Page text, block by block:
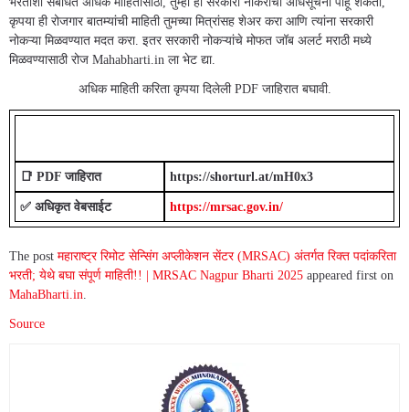
कृपया ही रोजगार बातम्यांची माहिती तुमच्या मित्रांसह शेअर करा आणि त्यांना सरकारी
नोकऱ्या मिळवण्यात मदत करा. इतर सरकारी नोकऱ्यांचे मोफत जॉब अलर्ट मराठी मध्ये
मिळवण्यासाठी रोज Mahabharti.in ला भेट द्या.
अधिक माहिती करिता कृपया दिलेली PDF जाहिरात बघावी.
📑 PDF जाहिरात https://shorturl.at/mH0x3
✅ अधिकृत वेबसाईट https://mrsac.gov.in/
The post महाराष्ट्र रिमोट सेन्सिंग अप्लीकेशन सेंटर (MRSAC) अंतर्गत रिक्त पदांकरिता
भरती; येथे बघा संपूर्ण माहिती!! | MRSAC Nagpur Bharti 2025 appeared first on
MahaBharti.in
Source